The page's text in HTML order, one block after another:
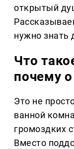
открытый
нужно знать
Что
почему
Это не
ванной
громоздких
Вместо